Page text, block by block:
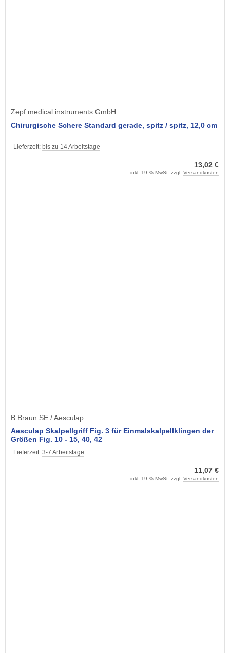
Zepf medical instruments GmbH
Chirurgische Schere Standard gerade, spitz / spitz, 12,0 cm
Lieferzeit: bis zu 14 Arbeitstage
13,02 €
inkl. 19 % MwSt. zzgl. Versandkosten
B.Braun SE / Aesculap
Aesculap Skalpellgriff Fig. 3 für Einmalskalpellklingen der
Größen Fig. 10 - 15, 40, 42
Lieferzeit: 3-7 Arbeitstage
11,07 €
inkl. 19 % MwSt. zzgl. Versandkosten